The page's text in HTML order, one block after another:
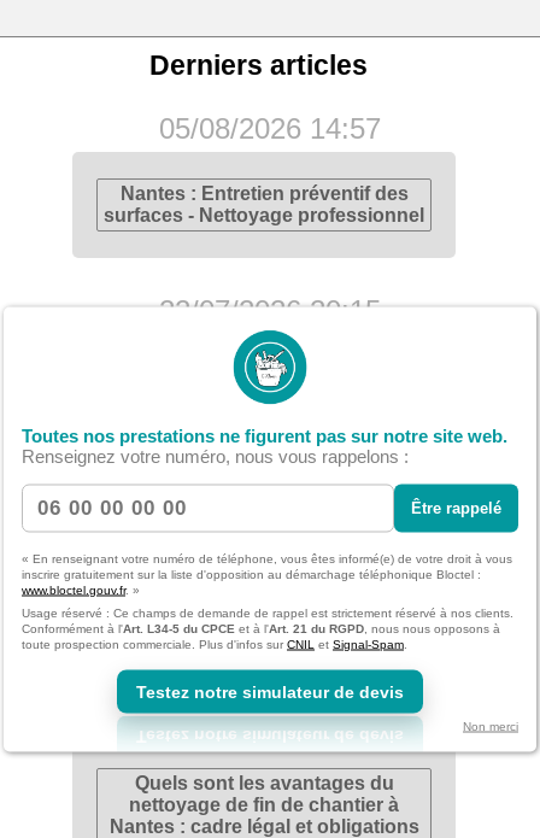
Toutes nos prestations ne figurent pas sur notre site web.
Renseignez votre numéro, nous vous rappelons :
Être rappelé
« En renseignant votre numéro de téléphone, vous êtes informé(e) de votre droit à vous
inscrire gratuitement sur la liste d'opposition au démarchage téléphonique Bloctel :
www.bloctel.gouv.fr. »
Usage réservé : Ce champs de demande de rappel est strictement réservé à nos clients.
Conformément à l'Art. L34-5 du CPCE et à l'Art. 21 du RGPD , nous nous opposons à
toute prospection commerciale. Plus d'infos sur CNIL et Signal-Spam
Testez notre simulateur de devis
Non merci
Derniers articles
05/08/2026 14:57
Nantes : Entretien préventif des
surfaces - Nettoyage professionnel
22/07/2026 20:15
Nantes : Nettoyage de fin de
chantier - Délais et planning
08/07/2026 23:29
Entreprise de nettoyage à Nantes :
Normes et certifications pour un
lavage de vitres impeccable
24/06/2026 23:54
Quels sont les avantages du
nettoyage de fin de chantier à
Nantes : cadre légal et obligations